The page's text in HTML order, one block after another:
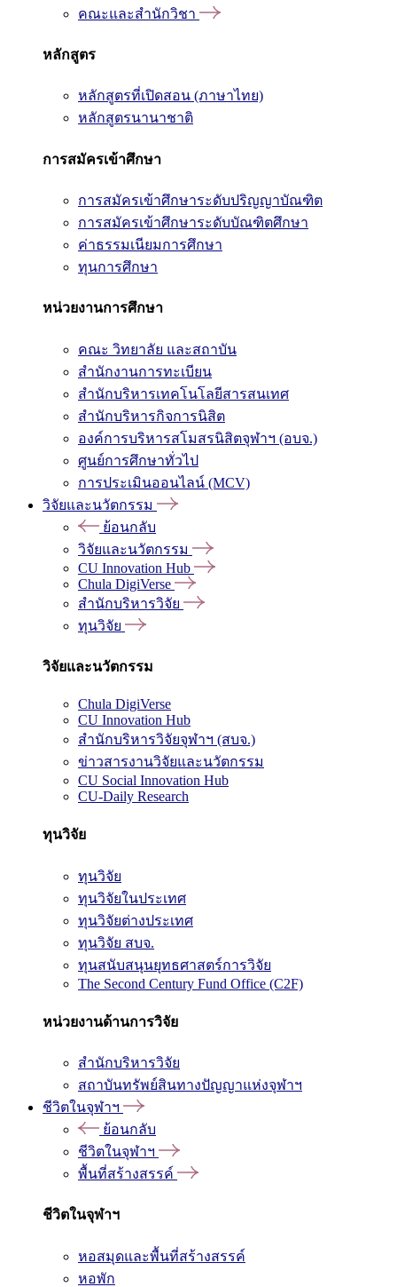
คณะและสำนักวิชา
หลักสูตร
หลักสูตรที่เปิดสอน (ภาษาไทย)
หลักสูตรนานาชาติ
การสมัครเข้าศึกษา
การสมัครเข้าศึกษาระดับปริญญาบัณฑิต
การสมัครเข้าศึกษาระดับบัณฑิตศึกษา
ค่าธรรมเนียมการศึกษา
ทุนการศึกษา
หน่วยงานการศึกษา
คณะ วิทยาลัย และสถาบัน
สำนักงานการทะเบียน
สำนักบริหารเทคโนโลยีสารสนเทศ
สำนักบริหารกิจการนิสิต
องค์การบริหารสโมสรนิสิตจุฬาฯ (อบจ.)
ศูนย์การศึกษาทั่วไป
การประเมินออนไลน์ (MCV)
วิจัยและนวัตกรรม
ย้อนกลับ
วิจัยและนวัตกรรม
CU Innovation Hub
Chula DigiVerse
สำนักบริหารวิจัย
ทุนวิจัย
วิจัยและนวัตกรรม
Chula DigiVerse
CU Innovation Hub
สำนักบริหารวิจัยจุฬาฯ (สบจ.)
ข่าวสารงานวิจัยและนวัตกรรม
CU Social Innovation Hub
CU-Daily Research
ทุนวิจัย
ทุนวิจัย
ทุนวิจัยในประเทศ
ทุนวิจัยต่างประเทศ
ทุนวิจัย สบจ.
ทุนสนับสนุนยุทธศาสตร์การวิจัย
The Second Century Fund Office (C2F)
หน่วยงานด้านการวิจัย
สำนักบริหารวิจัย
สถาบันทรัพย์สินทางปัญญาแห่งจุฬาฯ
ชีวิตในจุฬาฯ
ย้อนกลับ
ชีวิตในจุฬาฯ
พื้นที่สร้างสรรค์
ชีวิตในจุฬาฯ
หอสมุดและพื้นที่สร้างสรรค์
หอพัก